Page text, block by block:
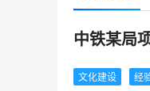
中铁某局
文化建设 经